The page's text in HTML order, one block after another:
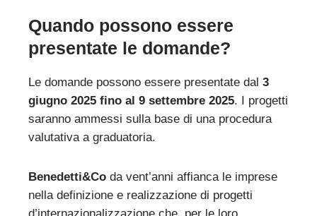
Quando possono essere
presentate le domande?
Le domande possono essere presentate dal 3
giugno 2025 fino al 9 settembre 2025. I progetti
saranno ammessi sulla base di una procedura
valutativa a graduatoria.
Benedetti&Co da vent’anni affianca le imprese
nella definizione e realizzazione di progetti